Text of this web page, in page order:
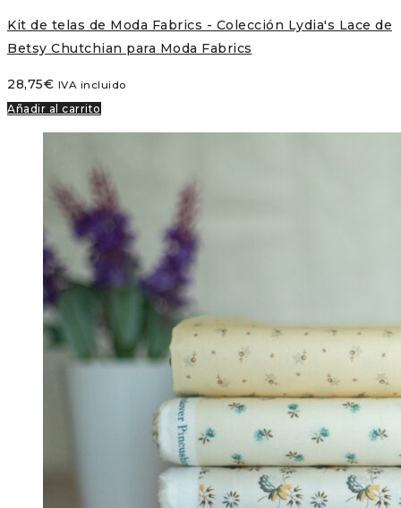
Kit de telas de Moda Fabrics - Colección Lydia's Lace de
Betsy Chutchian para Moda Fabrics
28,75€ IVA incluido
Añadir al carrito